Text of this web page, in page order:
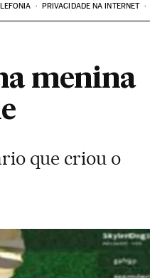
PRIVACIDADE NA INTERNET
menina
que criou o